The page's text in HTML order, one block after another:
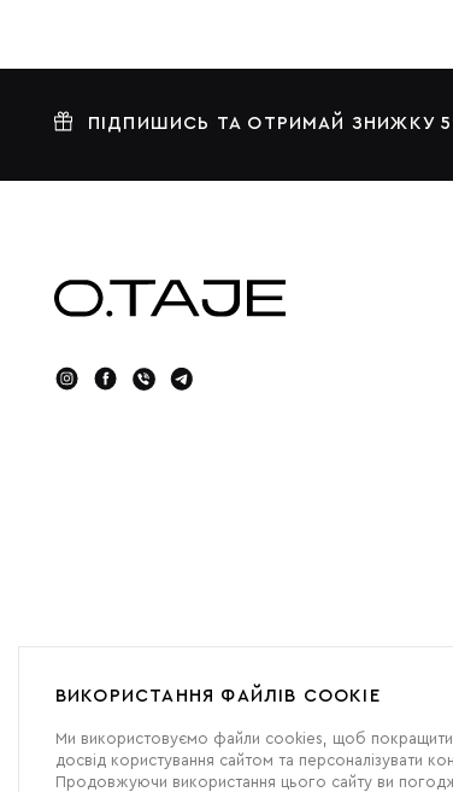
ВИКОРИСТАННЯ ФАЙЛІВ COOKIE
Ми використовуємо файли cookies, щоб
досвід користування сайтом та персоналізувати
Продовжуючи використання цього сайту ви
ПІДПИШИСЬ ТА ОТРИМАЙ ЗНИЖКУ